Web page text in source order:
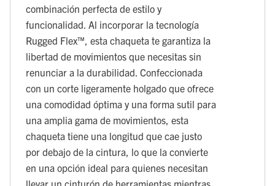
combinación perfecta de estilo y
funcionalidad. Al incorporar la tecnología
Rugged Flex™, esta chaqueta te garantiza la
libertad de movimientos que necesitas sin
renunciar a la durabilidad. Confeccionada
con un corte ligeramente holgado que ofrece
una comodidad óptima y una forma sutil para
una amplia gama de movimientos, esta
chaqueta tiene una longitud que cae justo
por debajo de la cintura, lo que la convierte
en una opción ideal para quienes necesitan
llevar un cinturón de herramientas mientras